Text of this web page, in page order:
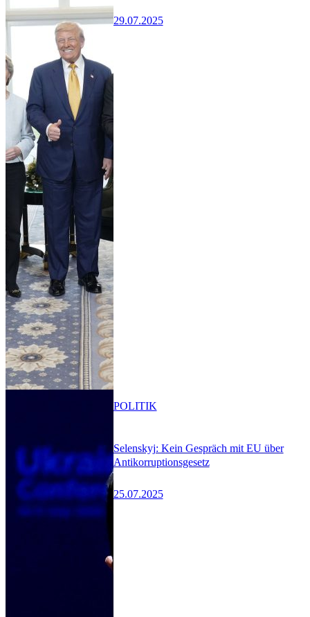
29.07.2025
Selenskyj: Kein Gespräch mit EU über
Antikorruptionsgesetz
25.07.2025
POLITIK